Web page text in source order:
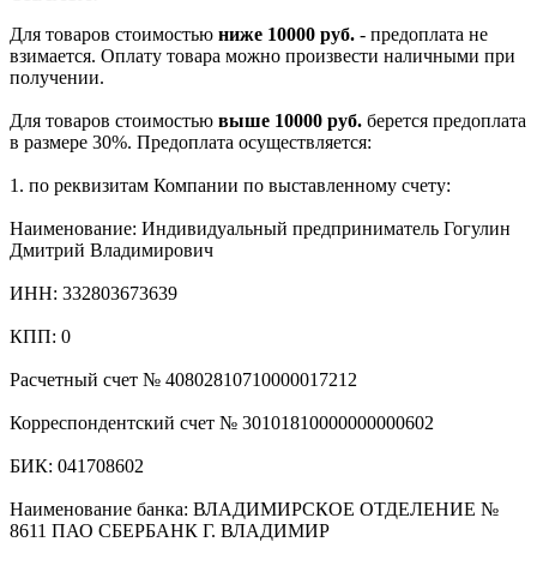
Для товаров стоимостью ниже 10000 руб. - предоплата не
взимается. Оплату товара можно произвести наличными при
получении.
Для товаров стоимостью выше 10000 руб. берется предоплата
в размере 30%. Предоплата осуществляется:
1. по реквизитам Компании по выставленному счету:
Наименование: Индивидуальный предприниматель Гогулин
Дмитрий Владимирович
ИНН: 332803673639
КПП: 0
Расчетный счет № 40802810710000017212
Корреспондентский счет № 30101810000000000602
БИК: 041708602
Наименование банка: ВЛАДИМИРСКОЕ ОТДЕЛЕНИЕ №
8611 ПАО СБЕРБАНК Г. ВЛАДИМИР